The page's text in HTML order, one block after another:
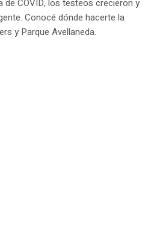
de COVID, los testeos crecieron y
Conocé dónde hacerte la
y Parque Avellaneda.